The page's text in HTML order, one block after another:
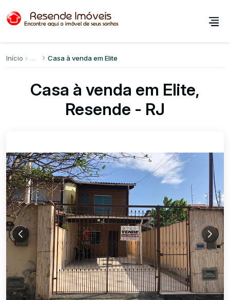
Início Casa à venda em Elite
Casa à venda em Elite,
Resende - RJ